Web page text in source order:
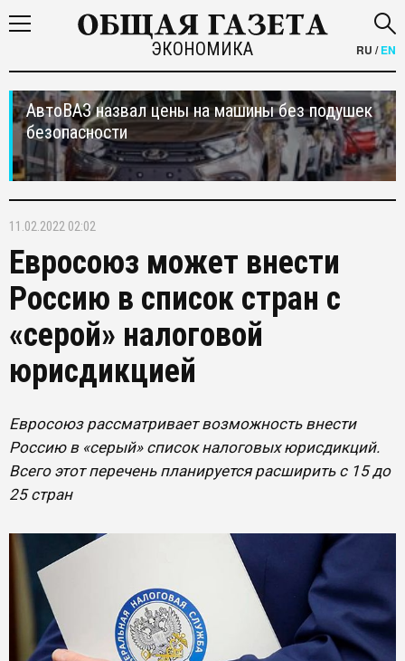
ЭКОНОМИКА RU /EN
АвтоВАЗ назвал цены на машины без подушек
безопасности
11.02.2022 02:02
Евросоюз может внести
Россию в список стран с
«серой» налоговой
юрисдикцией
Евросоюз рассматривает возможность внести
Россию в «серый» список налоговых юрисдикций.
Всего этот перечень планируется расширить с 15 до
25 стран